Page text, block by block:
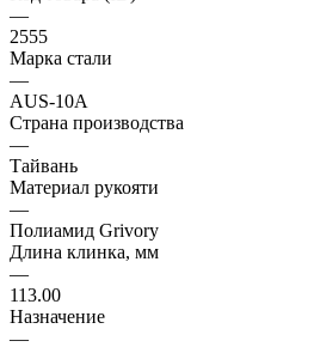
—
2555
Марка стали
—
AUS-10A
Страна производства
—
Тайвань
Материал рукояти
—
Полиамид Grivory
Длина клинка, мм
—
113.00
Назначение
—